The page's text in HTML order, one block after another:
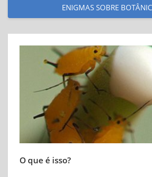
ENIGMAS SOBRE
O que é isso?